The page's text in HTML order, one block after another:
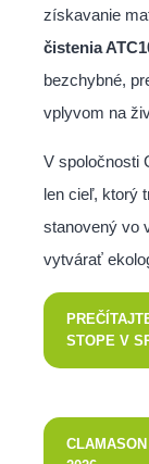
získavanie
čistenia
bezchybné,
vplyvom na
V spoločnosti
len cieľ, ktorý
stanovený vo
vytvárať
STOPE V